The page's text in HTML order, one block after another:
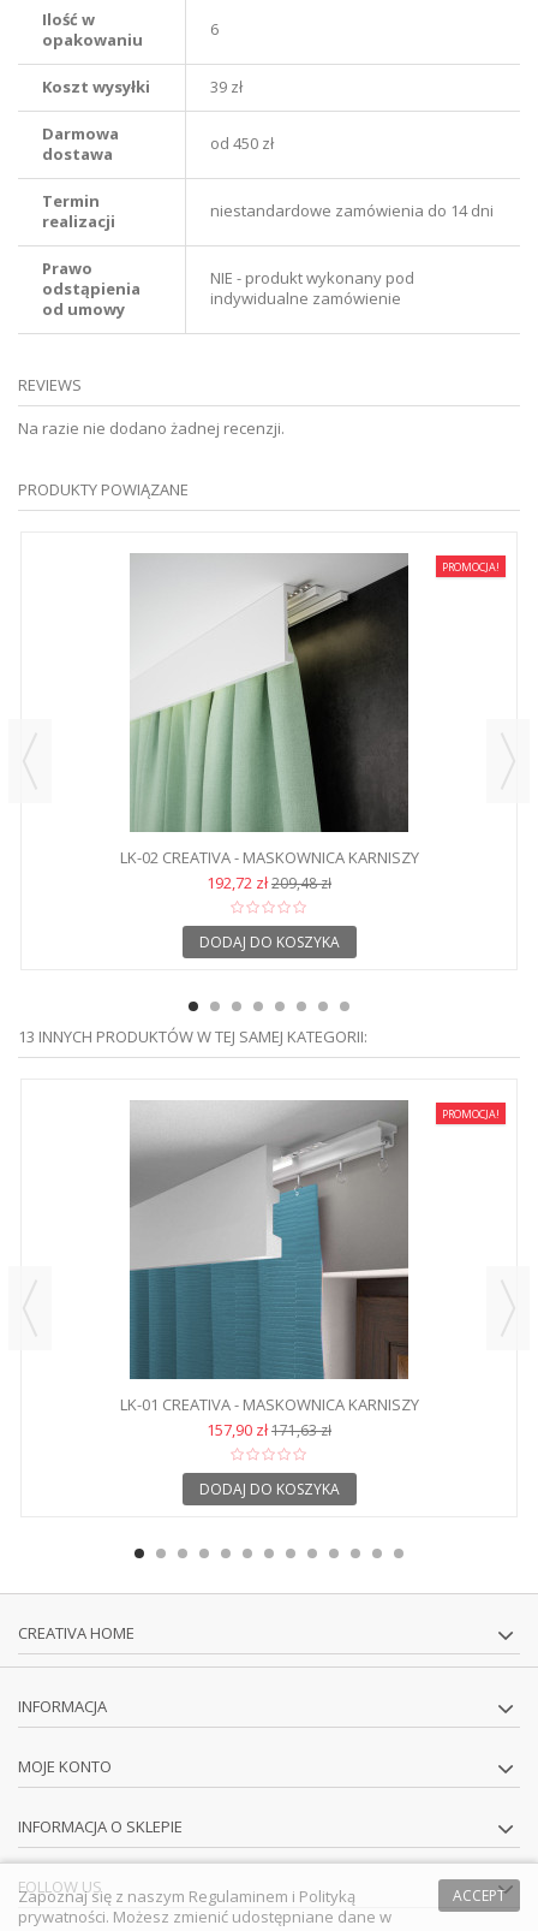
Ilość w
opakowaniu
6
Koszt wysyłki 39 zł
Darmowa
dostawa
od 450 zł
Termin
realizacji
niestandardowe zamówienia do 14 dni
Prawo
odstąpienia
od umowy
NIE - produkt wykonany pod
indywidualne zamówienie
REVIEWS
Na razie nie dodano żadnej recenzji.
PRODUKTY POWIĄZANE
PROMOCJA!
LK-02 CREATIVA - MASKOWNICA KARNISZY
192,72 zł209,48 zł
DODAJ DO KOSZYKA
13 INNYCH PRODUKTÓW W TEJ SAMEJ KATEGORII:
PROMOCJA!
LK-01 CREATIVA - MASKOWNICA KARNISZY
157,90 zł171,63 zł
DODAJ DO KOSZYKA
CREATIVA HOME
INFORMACJA
MOJE KONTO
INFORMACJA O SKLEPIE
FOLLOW US ACCEPT
Zapoznaj się z naszym Regulaminem i Polityką
prywatności. Możesz zmienić udostępniane dane w